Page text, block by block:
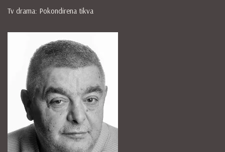
Tv drama: Pokondirena tikva